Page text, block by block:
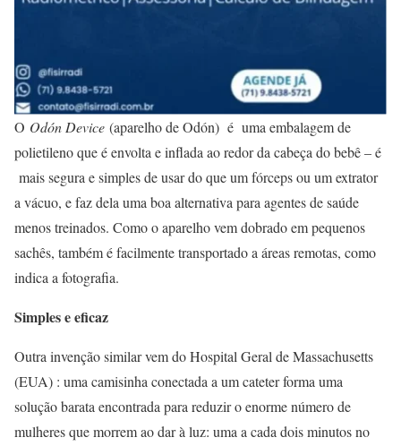
O Odón Device (aparelho de Odón) é uma embalagem de
polietileno que é envolta e inflada ao redor da cabeça do bebê – é
mais segura e simples de usar do que um fórceps ou um extrator
a vácuo, e faz dela uma boa alternativa para agentes de saúde
menos treinados. Como o aparelho vem dobrado em pequenos
sachês, também é facilmente transportado a áreas remotas, como
indica a fotografia.
Simples e eficaz
Outra invenção similar vem do Hospital Geral de Massachusetts
(EUA) : uma camisinha conectada a um cateter forma uma
solução barata encontrada para reduzir o enorme número de
mulheres que morrem ao dar à luz: uma a cada dois minutos no